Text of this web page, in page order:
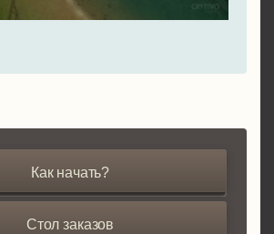
Как начать?
Стол заказов